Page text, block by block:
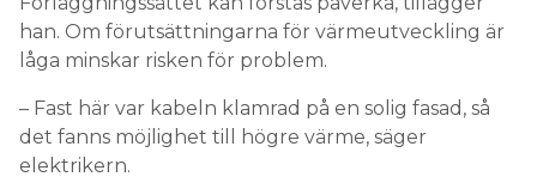
han. Om förutsättningarna för värmeutveckling är
låga minskar risken för problem.
– Fast här var kabeln klamrad på en solig fasad, så
det fanns möjlighet till högre värme, säger
elektrikern.